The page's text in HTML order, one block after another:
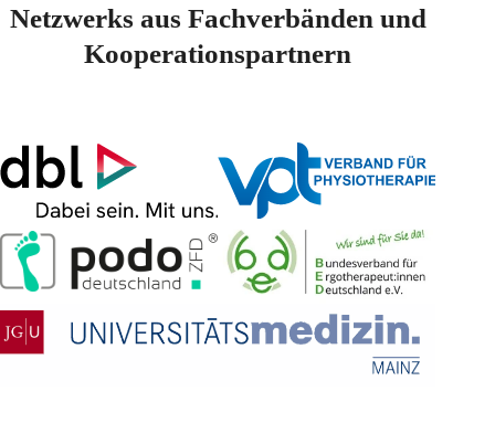
Netzwerks aus Fachverbänden und
Kooperationspartnern